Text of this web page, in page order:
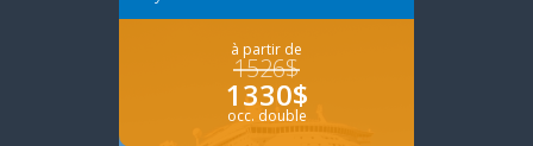
à partir de
1526$
1330$
occ. double